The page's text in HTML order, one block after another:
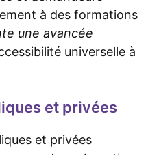
à des formations
une avancée
universelle à
et privées
et privées